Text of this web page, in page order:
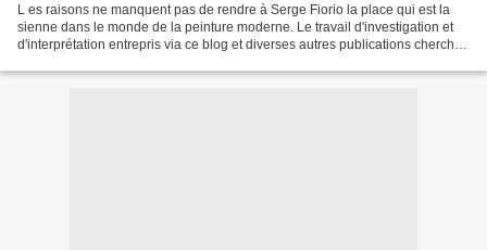
L es raisons ne manquent pas de rendre à Serge Fiorio la place qui est la
sienne dans le monde de la peinture moderne. Le travail d'investigation et
d'interprétation entrepris via ce blog et diverses autres publications cherche